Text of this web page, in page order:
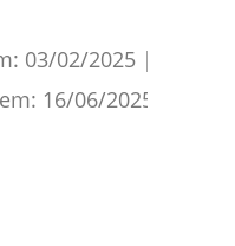
03/02/2025 |
16/06/2025